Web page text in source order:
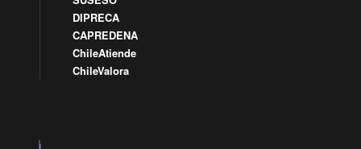
DIPRECA
CAPREDENA
ChileAtiende
ChileValora